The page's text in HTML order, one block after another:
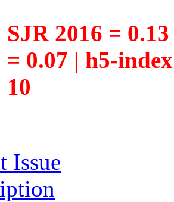
SJR 2016 =
= 0.07 | h5-
10
Issue